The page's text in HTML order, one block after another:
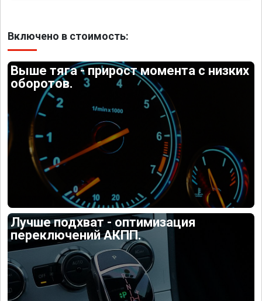
Включено в стоимость:
Выше тяга - прирост момента с низких
оборотов.
Лучше подхват - оптимизация
переключений АКПП.